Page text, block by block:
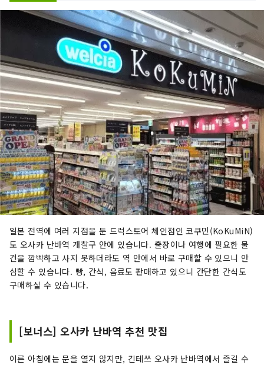
일본 전역에 여러 지점을 둔 드럭스토어 체인점인 코쿠민(KoKuMiN)
도 오사카 난바역 개찰구 안에 있습니다. 출장이나 여행에 필요한 물
건을 깜빡하고 사지 못하더라도 역 안에서 바로 구매할 수 있으니 안
심할 수 있습니다. 빵, 간식, 음료도 판매하고 있으니 간단한 간식도
구매하실 수 있습니다.
[보너스] 오사카 난바역 추천 맛집
이른 아침에는 문을 열지 않지만, 긴테쓰 오사카 난바역에서 즐길 수